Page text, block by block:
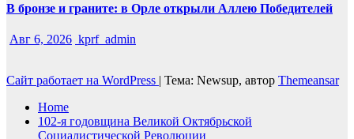
В бронзе и граните: в Орле открыли Аллею Победителей
Авг 6, 2026 kprf_admin
Сайт работает на WordPress | Тема: Newsup, автор Themeansar
Home
102-я годовщина Великой Октябрьской
Социалистической Революции